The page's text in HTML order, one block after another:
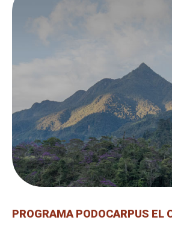
PROGRAMA PODOCARPUS EL